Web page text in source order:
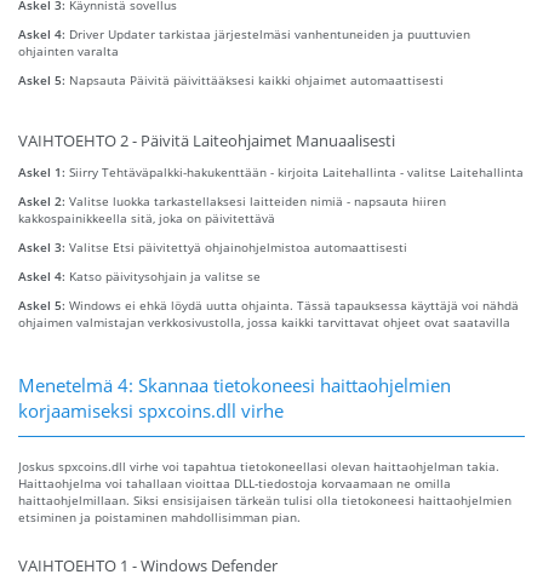
Askel 3: Käynnistä sovellus
Askel 4: Driver Updater tarkistaa järjestelmäsi vanhentuneiden ja puuttuvien
ohjainten varalta
Askel 5: Napsauta Päivitä päivittääksesi kaikki ohjaimet automaattisesti
VAIHTOEHTO 2 - Päivitä Laiteohjaimet Manuaalisesti
Askel 1: Siirry Tehtäväpalkki-hakukenttään - kirjoita Laitehallinta - valitse Laitehallinta
Askel 2: Valitse luokka tarkastellaksesi laitteiden nimiä - napsauta hiiren
kakkospainikkeella sitä, joka on päivitettävä
Askel 3: Valitse Etsi päivitettyä ohjainohjelmistoa automaattisesti
Askel 4: Katso päivitysohjain ja valitse se
Askel 5: Windows ei ehkä löydä uutta ohjainta. Tässä tapauksessa käyttäjä voi nähdä
ohjaimen valmistajan verkkosivustolla, jossa kaikki tarvittavat ohjeet ovat saatavilla
Menetelmä 4: Skannaa tietokoneesi haittaohjelmien
korjaamiseksi spxcoins.dll virhe
Joskus spxcoins.dll virhe voi tapahtua tietokoneellasi olevan haittaohjelman takia.
Haittaohjelma voi tahallaan vioittaa DLL-tiedostoja korvaamaan ne omilla
haittaohjelmillaan. Siksi ensisijaisen tärkeän tulisi olla tietokoneesi haittaohjelmien
etsiminen ja poistaminen mahdollisimman pian.
VAIHTOEHTO 1 - Windows Defender